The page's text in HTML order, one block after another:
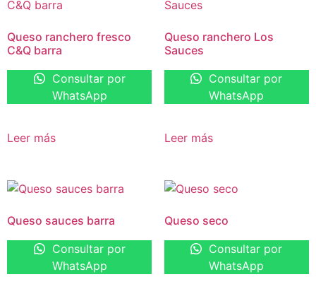
Queso ranchero fresco
C&Q barra
Consultar por
WhatsApp
Leer más
Queso ranchero Los
Sauces
Consultar por
WhatsApp
Leer más
Queso sauces barra
Consultar por
WhatsApp
Queso seco
Consultar por
WhatsApp